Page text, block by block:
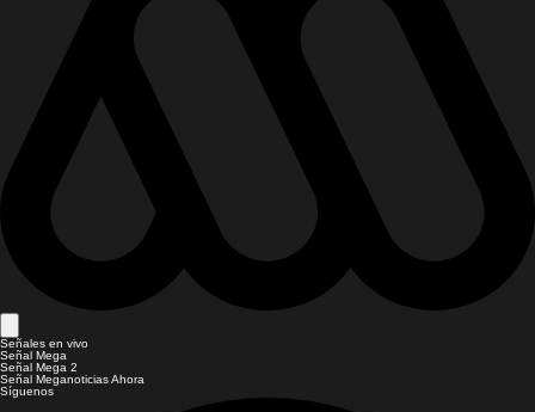
Señales en vivo
Señal Mega
Señal Mega 2
Señal Meganoticias Ahora
Síguenos